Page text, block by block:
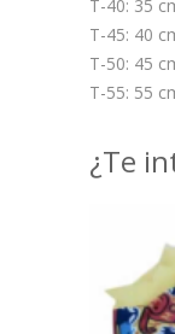
T-40: 35
T-45: 40
T-50: 45
T-55: 55
¿Te